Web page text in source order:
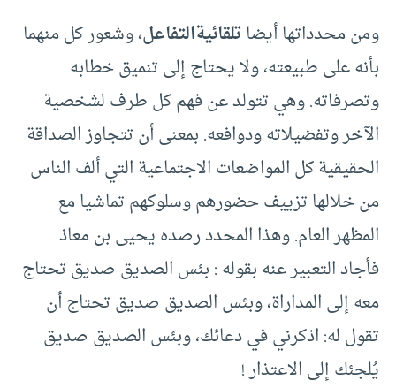
ومن محدداتها أيضاتلقائيةالتفاعل، وشعور كل منهما
بأنه على طبيعته، ولا يحتاج إلى تنميق خطابه
وتصرفاته. وهي تتولد عن فهم كل طرف لشخصية
الآخر وتفضيلاته ودوافعه. بمعنى أن تتجاوز الصداقة
الحقيقية كل المواضعات الاجتماعية التي ألف الناس
من خلالها تزييف حضورهم وسلوكهم تماشيا مع
المظهر العام. وهذا المحدد رصده يحيى بن معاذ
فأجاد التعبير عنه بقوله : بئس الصديق صديق تحتاج
معه إلى المداراة، وبئس الصديق صديق تحتاج أن
تقول له: اذكرني في دعائك، وبئس الصديق صديق
يُلجئك إلى الاعتذار !